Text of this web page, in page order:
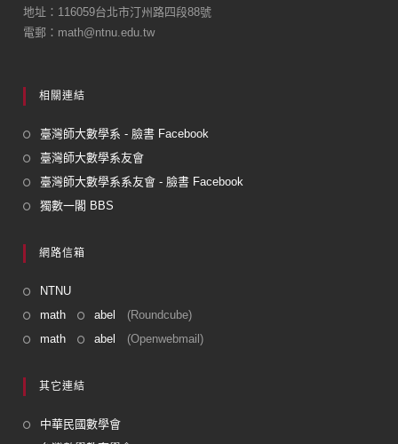
地址：116059台北市汀州路四段88號
電郵：math@ntnu.edu.tw
相關連結
臺灣師大數學系 - 臉書 Facebook
臺灣師大數學系友會
臺灣師大數學系系友會 - 臉書 Facebook
獨數一閣 BBS
網路信箱
NTNU
math
abel
(Roundcube)
math
abel (Openwebmail)
其它連結
中華民國數學會